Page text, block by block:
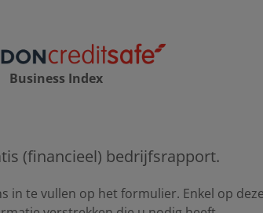
Business Index
(financieel) bedrijfsrapport.
in te vullen op het formulier. Enkel op